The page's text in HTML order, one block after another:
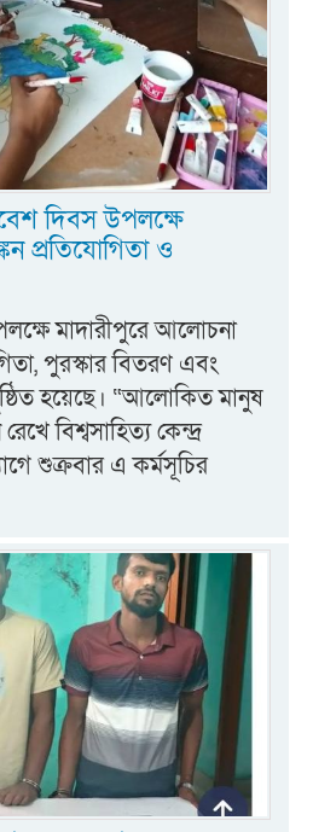
দিবস উপলক্ষে
প্রতিযোগিতা ও
মাদারীপুরে আলোচনা
পুরস্কার বিতরণ এবং
হয়েছে। “আলোকিত মানুষ
বিশ্বসাহিত্য কেন্দ্র
শুক্রবার এ কর্মসূচির